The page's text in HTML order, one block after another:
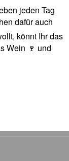
jeden Tag
dafür auch
könnt Ihr das
Wein 🍷 und